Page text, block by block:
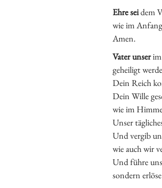
Ehre seidem
wie im
Amen.
Vater unserim
geheiligt
Dein Reich
Dein Wille
wie im
Unser
Und vergib
wie auch wir
Und führe
sondern